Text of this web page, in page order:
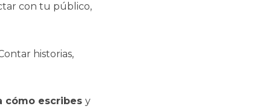
con tu público,
historias,
cómo escribes y